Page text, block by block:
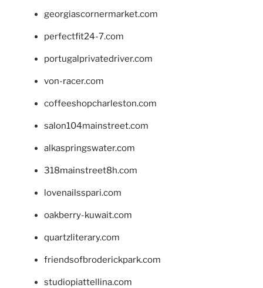
georgiascornermarket.com
perfectfit24-7.com
portugalprivatedriver.com
von-racer.com
coffeeshopcharleston.com
salon104mainstreet.com
alkaspringswater.com
318mainstreet8h.com
lovenailsspari.com
oakberry-kuwait.com
quartzliterary.com
friendsofbroderickpark.com
studiopiattellina.com